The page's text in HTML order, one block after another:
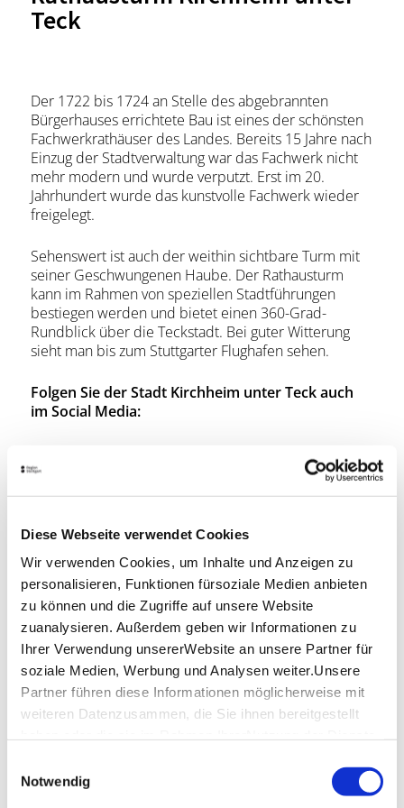
Diese Webseite verwendet Cookies
Wir verwenden Cookies, um Inhalte und Anzeigen zu
personalisieren, Funktionen fürsoziale Medien anbieten
zu können und die Zugriffe auf unsere Website
zuanalysieren. Außerdem geben wir Informationen zu
Ihrer Verwendung unsererWebsite an unsere Partner für
soziale Medien, Werbung und Analysen weiter.Unsere
Partner führen diese Informationen möglicherweise mit
weiteren Datenzusammen, die Sie ihnen bereitgestellt
Impressum
Notwendig
Teck
Der 1722 bis 1724 an Stelle des abgebrannten
Bürgerhauses errichtete Bau ist eines der schönsten
Fachwerkrathäuser des Landes. Bereits 15 Jahre nach
Einzug der Stadtverwaltung war das Fachwerk nicht
mehr modern und wurde verputzt. Erst im 20.
Jahrhundert wurde das kunstvolle Fachwerk wieder
freigelegt.
Sehenswert ist auch der weithin sichtbare Turm mit
seiner Geschwungenen Haube. Der Rathausturm
kann im Rahmen von speziellen Stadtführungen
bestiegen werden und bietet einen 360-Grad-
Rundblick über die Teckstadt. Bei guter Witterung
sieht man bis zum Stuttgarter Flughafen sehen.
Folgen Sie der Stadt Kirchheim unter Teck auch
im Social Media:
Instagram
Twitter
Lage & Kontakt
Rathaus Kirchheim
Marktstraße 14
73230 Kirchheim unter Teck
Telefon:+49 (0) 7021 502 555
Planen Sie Ihre Anreise